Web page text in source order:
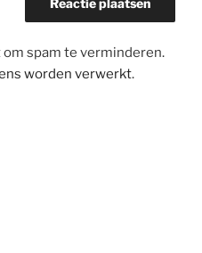
spam te verminderen.
worden verwerkt.